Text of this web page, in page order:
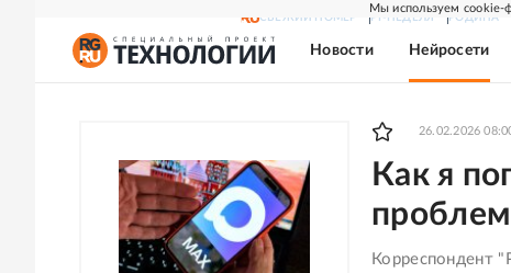
Мы используем cookie-
СВЕЖИЙ НОМЕР РГ-НЕДЕЛЯ РОДИНА
Новости Нейросети
26.02.2026
Как я
Корреспондент